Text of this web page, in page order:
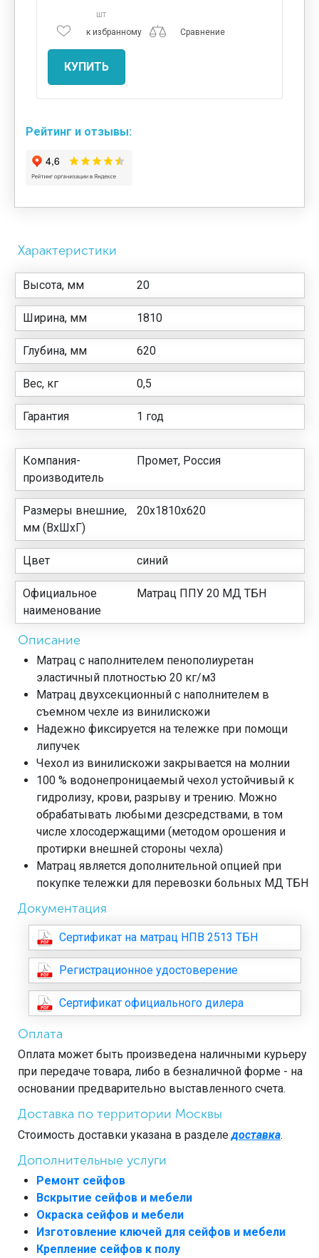
шт
к избранному
Сравнение
КУПИТЬ
Рейтинг и отзывы:
Характеристики
Высота, мм 20
Ширина, мм 1810
Глубина, мм 620
Вес, кг 0,5
Гарантия 1 год
Компания-
производитель
Промет, Россия
Размеры внешние,
мм (ВхШхГ)
20x1810x620
Цвет синий
Официальное
наименование
Матрац ППУ 20 МД ТБН
Описание
Матрац с наполнителем пенополиуретан
эластичный плотностью 20 кг/м3
Матрац двухсекционный с наполнителем в
съемном чехле из винилискожи
Надежно фиксируется на тележке при помощи
липучек
Чехол из винилискожи закрывается на молнии
100 % водонепроницаемый чехол устойчивый к
гидролизу, крови, разрыву и трению. Можно
обрабатывать любыми дезсредствами, в том
числе хлосодержащими (методом орошения и
протирки внешней стороны чехла)
Матрац является дополнительной опцией при
покупке тележки для перевозки больных МД ТБН
Документация
Сертификат на матрац НПВ 2513 ТБН
Регистрационное удостоверение
Сертификат официального дилера
Оплата
Оплата может быть произведена наличными курьеру
при передаче товара, либо в безналичной форме - на
основании предварительно выставленного счета.
Доставка по территории Москвы
Стоимость доставки указана в разделедоставка.
Дополнительные услуги
Ремонт сейфов
Вскрытие сейфов и мебели
Окраска сейфов и мебели
Изготовление ключей для сейфов и мебели
Крепление сейфов к полу